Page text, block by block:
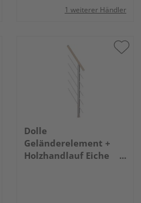
1 weiterer Händler
Dolle
Geländerelement +
Holzhandlauf Eiche